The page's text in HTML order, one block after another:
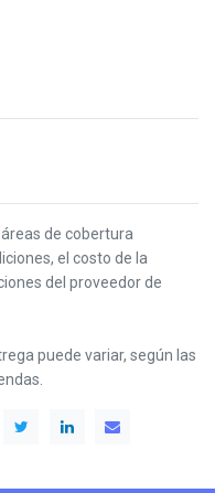
de cobertura
el costo de la
del proveedor de
puede variar, según las